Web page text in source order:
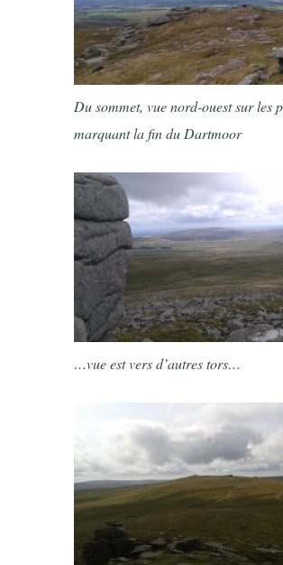
Du sommet, vue nord-ouest sur les
marquant la fin du Dartmoor
…vue est vers d’autres tors…